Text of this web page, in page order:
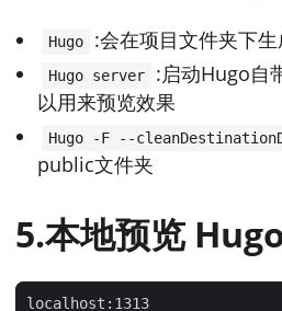
Hugo :会在项目文件夹下
Hugo server
:启动Hugo自
以用来预览效果
Hugo -F --
public文件夹
5.本地预览